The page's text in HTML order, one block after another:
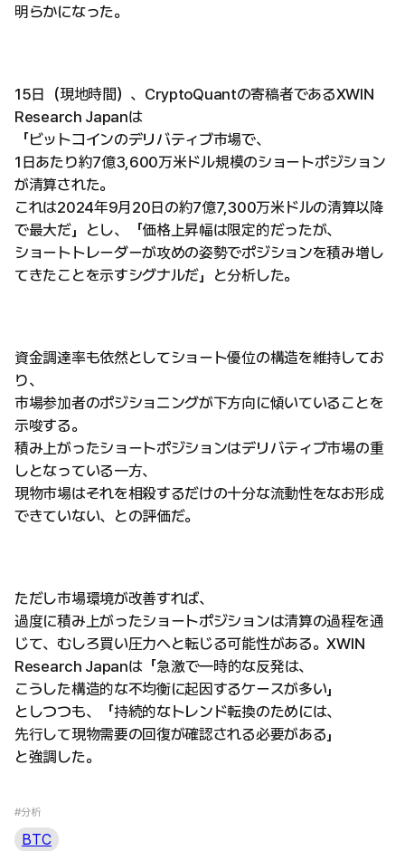
明らかになった。
15日（現地時間）、CryptoQuantの寄稿者であるXWIN
Research Japanは
「ビットコインのデリバティブ市場で、
1日あたり約7億3,600万米ドル規模のショートポジション
が清算された。
これは2024年9月20日の約7億7,300万米ドルの清算以降
で最大だ」とし、「価格上昇幅は限定的だったが、
ショートトレーダーが攻めの姿勢でポジションを積み増し
てきたことを示すシグナルだ」と分析した。
資金調達率も依然としてショート優位の構造を維持してお
り、
市場参加者のポジショニングが下方向に傾いていることを
示唆する。
積み上がったショートポジションはデリバティブ市場の重
しとなっている一方、
現物市場はそれを相殺するだけの十分な流動性をなお形成
できていない、との評価だ。
ただし市場環境が改善すれば、
過度に積み上がったショートポジションは清算の過程を通
じて、むしろ買い圧力へと転じる可能性がある。XWIN
Research Japanは「急激で一時的な反発は、
こうした構造的な不均衡に起因するケースが多い」
としつつも、「持続的なトレンド転換のためには、
先行して現物需要の回復が確認される必要がある」
と強調した。
#分析
BTC